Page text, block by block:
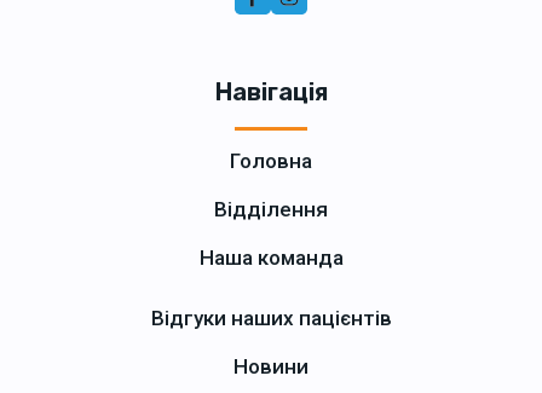
Навігація
Головна
Відділення
Наша команда
Відгуки наших пацієнтів
Новини